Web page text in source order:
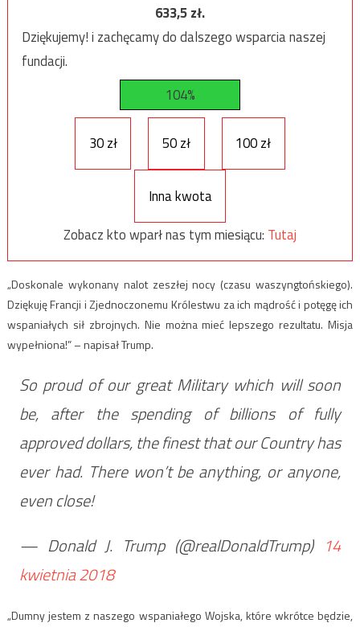
633,5zł.
Dziękujemy! i zachęcamy do dalszego wsparcia naszej
fundacji.
104%
30 zł 50 zł 100 zł
Inna kwota
Zobacz kto wparł nas tym miesiącu: Tutaj
„Doskonale wykonany nalot zeszłej nocy (czasu waszyngtońskiego).
Dziękuję Francji i Zjednoczonemu Królestwu za ich mądrość i potęgę ich
wspaniałych sił zbrojnych. Nie można mieć lepszego rezultatu. Misja
wypełniona!” – napisał Trump.
So proud of our great Military which will soon
be, after the spending of billions of fully
approved dollars, the finest that our Country has
ever had. There won’t be anything, or anyone,
even close!
— Donald J. Trump (@realDonaldTrump) 14
kwietnia 2018
„Dumny jestem z naszego wspaniałego Wojska, które wkrótce będzie,